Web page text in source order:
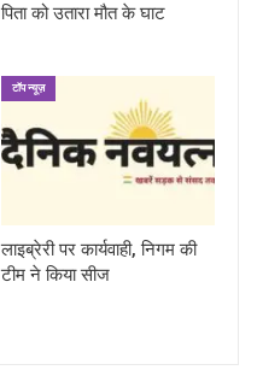
पिता को उतारा मौत के घाट
टॉप न्यूज़
लाइब्रेरी पर कार्यवाही, निगम की
टीम ने किया सीज